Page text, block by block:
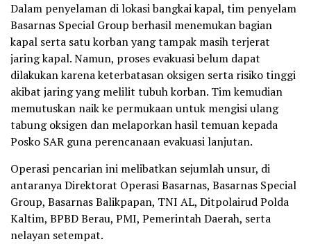
Dalam penyelaman di lokasi bangkai kapal, tim penyelam
Basarnas Special Group berhasil menemukan bagian
kapal serta satu korban yang tampak masih terjerat
jaring kapal. Namun, proses evakuasi belum dapat
dilakukan karena keterbatasan oksigen serta risiko tinggi
akibat jaring yang melilit tubuh korban. Tim kemudian
memutuskan naik ke permukaan untuk mengisi ulang
tabung oksigen dan melaporkan hasil temuan kepada
Posko SAR guna perencanaan evakuasi lanjutan.
Operasi pencarian ini melibatkan sejumlah unsur, di
antaranya Direktorat Operasi Basarnas, Basarnas Special
Group, Basarnas Balikpapan, TNI AL, Ditpolairud Polda
Kaltim, BPBD Berau, PMI, Pemerintah Daerah, serta
nelayan setempat.